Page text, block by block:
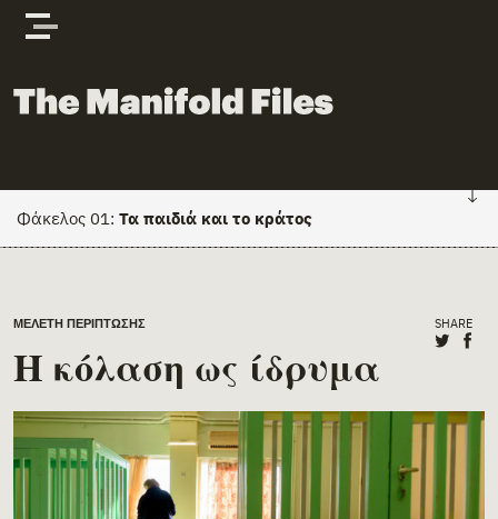
Skip to content
The Manifold Files
Φάκελος 01:Τα παιδιά και το κράτος
Κείμενα
Πρόσωπα & φορείς
Έγγραφα
Main Page Content SHARE
Share
ΜΕΛΈΤΗ ΠΕΡΊΠΤΩΣΗΣ
Η κόλαση ως ίδρυμα